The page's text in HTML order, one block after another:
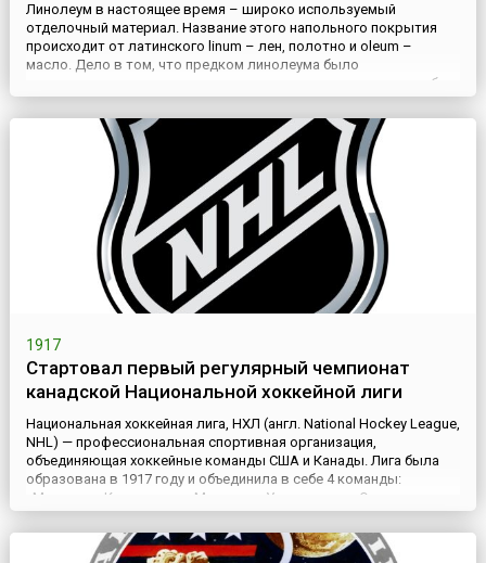
Линолеум в настоящее время – широко используемый
отделочный материал. Название этого напольного покрытия
происходит от латинского linum – лен, полотно и oleum –
масло. Дело в том, что предком линолеума было
«промасленное полотно», процесс производства которого был
зафиксирован еще в 1627 году. В 1763 году английский
изобретатель Натан Смит получил патент, в котором подробно
были описаны компон...
1917
Стартовал первый регулярный чемпионат
канадской Национальной хоккейной лиги
Национальная хоккейная лига, НХЛ (англ. National Hockey League,
NHL) — профессиональная спортивная организация,
объединяющая хоккейные команды США и Канады. Лига была
образована в 1917 году и объединила в себе 4 команды:
«Монреаль Канадиенс», «Монреаль Уондерерс», «Оттава
Сенаторс» и «Торонто Аренас». НХЛ стала одной из первых
профессиональных хоккейных лиг в мире.19 декабря 1917 года
в Монреа...